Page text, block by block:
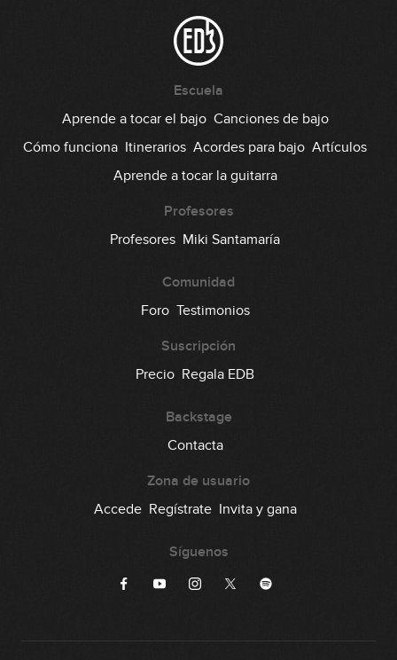
Escuela
Aprende a tocar el bajo Canciones de bajo
Cómo funciona Itinerarios Acordes para bajo Artículos
Aprende a tocar la guitarra
Profesores
Profesores Miki Santamaría
Comunidad
Foro Testimonios
Suscripción
Precio Regala EDB
Backstage
Contacta
Zona de usuario
Accede Regístrate Invita y gana
Síguenos